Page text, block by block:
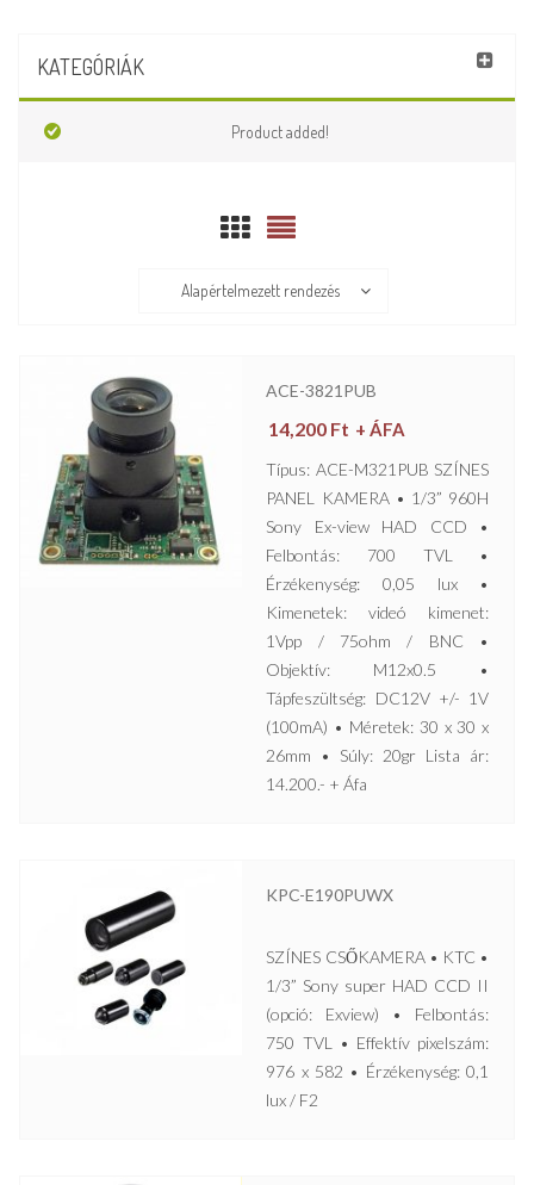
KATEGÓRIÁK
Product added!
Alapértelmezett rendezés
ACE-3821PUB
14,200 Ft + ÁFA
Típus: ACE-M321PUB SZÍNES
PANEL KAMERA • 1/3” 960H
Sony Ex-view HAD CCD •
Felbontás: 700 TVL •
Érzékenység: 0,05 lux •
Kimenetek: videó kimenet:
1Vpp / 75ohm / BNC •
Objektív: M12x0.5 •
Tápfeszültség: DC12V +/- 1V
(100mA) • Méretek: 30 x 30 x
26mm • Súly: 20gr Lista ár:
14.200.- + Áfa
KPC-E190PUWX
SZÍNES CSŐKAMERA • KTC •
1/3” Sony super HAD CCD II
(opció: Exview) • Felbontás:
750 TVL • Effektív pixelszám:
976 x 582 • Érzékenység: 0,1
lux / F2